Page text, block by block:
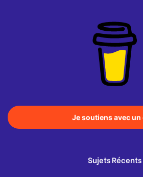
Je soutiens avec un
Sujets Récents